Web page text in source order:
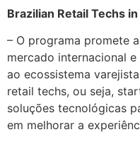
Brazilian Retail Techs
– O programa promete
mercado internacional
ao ecossistema
retail techs, ou seja,
soluções tecnológicas
em melhorar a